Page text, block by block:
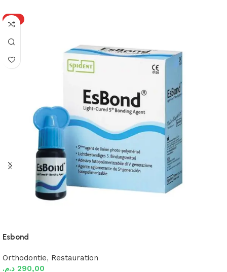
HOT
Esbond
Orthodontie, Restauration
290,00 د.م.